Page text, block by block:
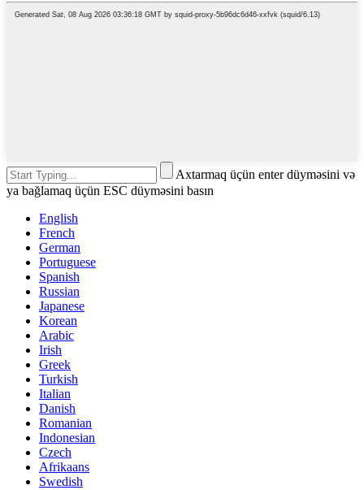
Axtarmaq üçün enter düyməsini və
ya bağlamaq üçün ESC düyməsini basın
English
French
German
Portuguese
Spanish
Russian
Japanese
Korean
Arabic
Irish
Greek
Turkish
Italian
Danish
Romanian
Indonesian
Czech
Afrikaans
Swedish